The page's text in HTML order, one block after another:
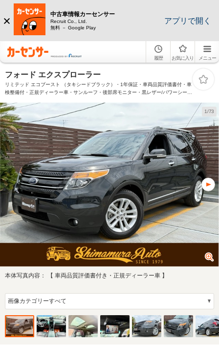
中古車情報カーセンサー
Recruit Co., Ltd.
無料 － Google Play
アプリで開く
履歴 お気に入り メニュー
フォード エクスプローラー
リミテッド エコブースト （タキシードブラック）・1年保証・車両品質評価書付・車
検整備付・正規ディーラー車・サンルーフ・後部席モニター・黒レザー/パワーシー
ト
1/73
本体写真内容： 【 車両品質評価書付き・正規ディーラー車 】